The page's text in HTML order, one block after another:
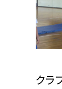
クラ